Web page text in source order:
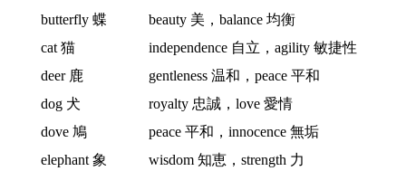
butterfly 蝶
beauty 美，balance 均衡
cat 猫
independence 自立，agility 敏捷性
deer 鹿
gentleness 温和，peace 平和
dog 犬
royalty 忠誠，love 愛情
dove 鳩
peace 平和，innocence 無垢
elephant 象
wisdom 知恵，strength 力